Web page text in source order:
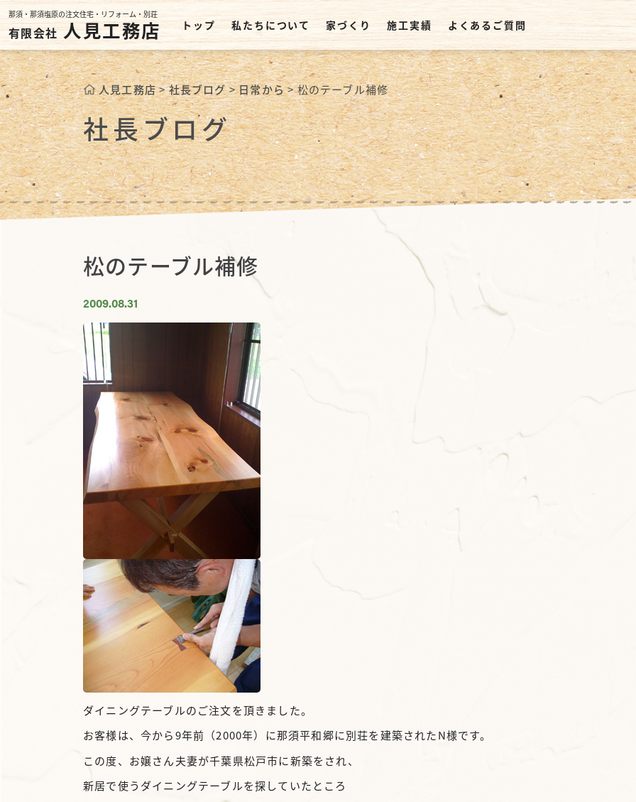
那須・那須塩原の注文住宅・リフォーム・別荘
有限会社 人見工務店 トップ 私たちについて 家づくり 施工実績 よくあるご質問
人見工務店>社長ブログ>日常から>松のテーブル補修
社長ブログ
松のテーブル補修
2009.08.31
ダイニングテーブルのご注文を頂きました。
お客様は、今から9年前（2000年）に那須平和郷に別荘を建築されたN様です。
この度、お嬢さん夫妻が千葉県松戸市に新築をされ、
新居で使うダイニングテーブルを探していたところ